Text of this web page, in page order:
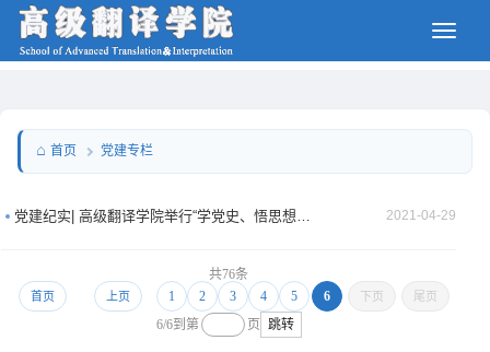
首页 党建专栏
党建纪实| 高级翻译学院举行“学党史、悟思想、守初心、担使命”双语朗诵比赛 2021-04-29
共76条
首页 上页 1 2 3 4 5 6 下页 尾页
6/6到第 页 跳转